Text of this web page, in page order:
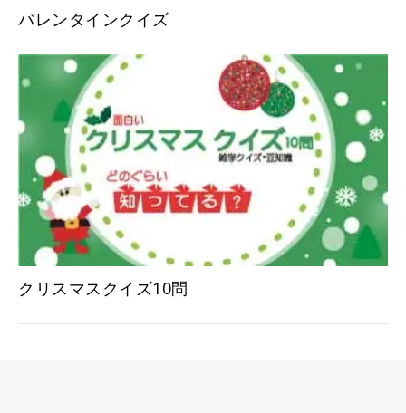
バレンタインクイズ
クリスマスクイズ10問